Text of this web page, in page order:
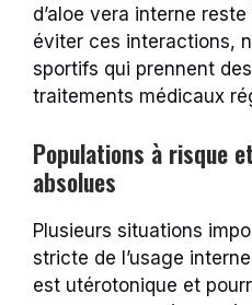
d’aloe vera interne
éviter ces interactions,
sportifs qui prennent
traitements médicaux
Populations à risque
absolues
Plusieurs situations
stricte de l’usage
est utérotonique et